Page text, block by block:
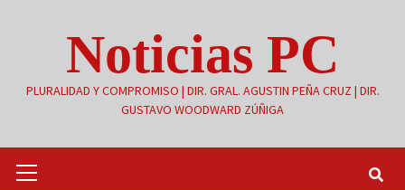
Noticias PC
PLURALIDAD Y COMPROMISO | DIR. GRAL. AGUSTIN PEÑA CRUZ | DIR.
GUSTAVO WOODWARD ZÚÑIGA
primario